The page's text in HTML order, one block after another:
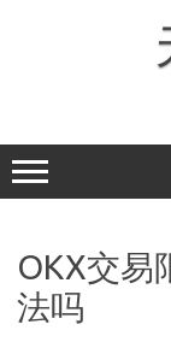
OKX交易
法吗